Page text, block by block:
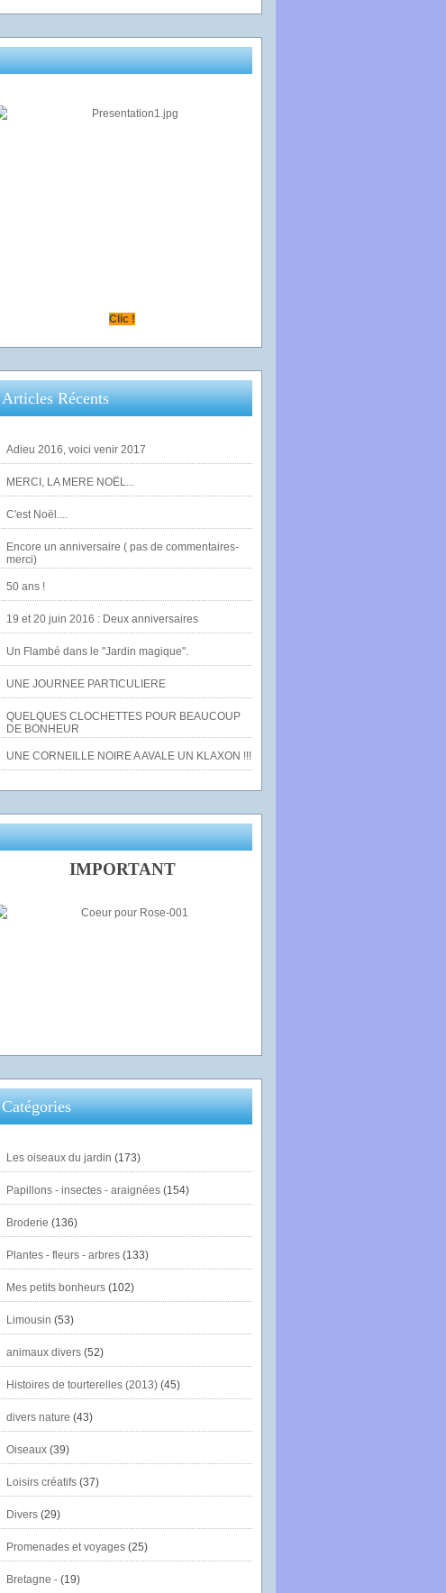
Clic !
Articles Récents
Adieu 2016, voici venir 2017
MERCI, LA MERE NOËL...
C'est Noël....
Encore un anniversaire ( pas de commentaires-
merci)
50 ans !
19 et 20 juin 2016 : Deux anniversaires
Un Flambé dans le "Jardin magique".
UNE JOURNEE PARTICULIERE
QUELQUES CLOCHETTES POUR BEAUCOUP
DE BONHEUR
UNE CORNEILLE NOIRE A AVALE UN KLAXON !!!
IMPORTANT
Catégories
Les oiseaux du jardin (173)
Papillons - insectes - araignées(154)
Broderie (136)
Plantes - fleurs - arbres(133)
Mes petits bonheurs(102)
Limousin (53)
animaux divers(52)
Histoires de tourterelles (2013)(45)
divers nature (43)
Oiseaux(39)
Loisirs créatifs(37)
Divers(29)
Promenades et voyages(25)
Bretagne -(19)